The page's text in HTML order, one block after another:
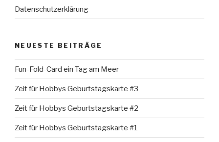
Datenschutzerklärung
NEUESTE BEITRÄGE
Fun-Fold-Card ein Tag am Meer
Zeit für Hobbys Geburtstagskarte #3
Zeit für Hobbys Geburtstagskarte #2
Zeit für Hobbys Geburtstagskarte #1